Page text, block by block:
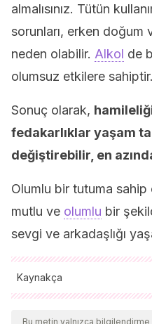
almalısınız. Tütün
sorunları, erken doğum
neden olabilir. Alkol de
olumsuz etkilere sahiptir.
Sonuç olarak,
fedakarlıklar yaşam
değiştirebilir, en
Olumlu bir tutuma sahip
mutlu ve olumlu bir
sevgi ve arkadaşlığı
Kaynakça
Tüm alıntı yapılan kaynaklar,
güncelliklerini ve
Bu metin yalnızca